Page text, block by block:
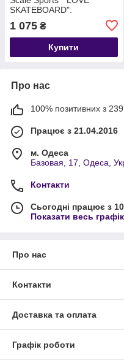
SKATEBOARD".
1 075 ₴
Купити
Про нас
100% позитивних з 239
Працює з 21.04.2016
м. Одеса
Базовая, 17, Одеса,
Контакти
Сьогодні працює з
Показати весь
Про нас
Контакти
Доставка та оплата
Графік роботи